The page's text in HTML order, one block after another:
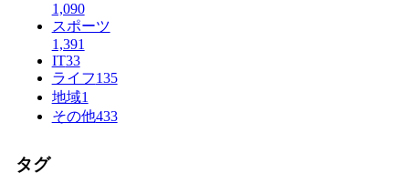
1,090
スポーツ
1,391
IT33
ライフ135
地域1
その他433
タグ